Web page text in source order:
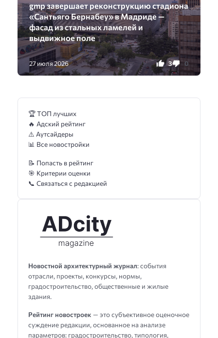
gmp завершает реконструкцию стадиона
«Сантьяго Бернабеу» в Мадриде —
фасад из стальных ламелей и
выдвижное поле
27 июля 2026 3 0
Новостной архитектурный журнал: события
отрасли, проекты, конкурсы, нормы,
градостроительство, общественные и жилые
здания.
Рейтинг новостроек — это субъективное оценочное
суждение редакции, основанное на анализе
параметров: градостроительство, типология,
🏆 ТОП лучших
🔥 Адский рейтинг
⚠️ Аутсайдеры
📊 Все новостройки
📝 Попасть в рейтинг
🎯 Критерии оценки
📞 Связаться с редакцией